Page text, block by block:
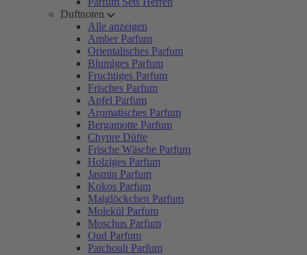
Duftnoten
Alle anzeigen
Amber Parfum
Orientalisches Parfum
Blumiges Parfum
Fruchtiges Parfum
Frisches Parfum
Apfel Parfum
Aromatisches Parfum
Bergamotte Parfum
Chypre Düfte
Frische Wäsche Parfum
Holziges Parfum
Jasmin Parfum
Kokos Parfum
Maiglöckchen Parfum
Molekül Parfum
Moschus Parfum
Oud Parfum
Patchouli Parfum